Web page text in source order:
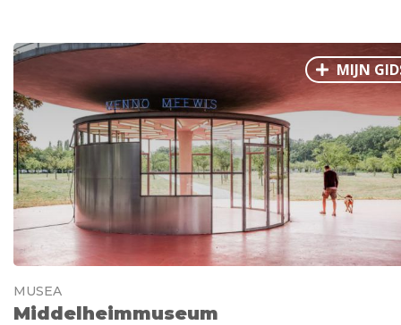
MIJN
MUSEA
Middelheimmuseum